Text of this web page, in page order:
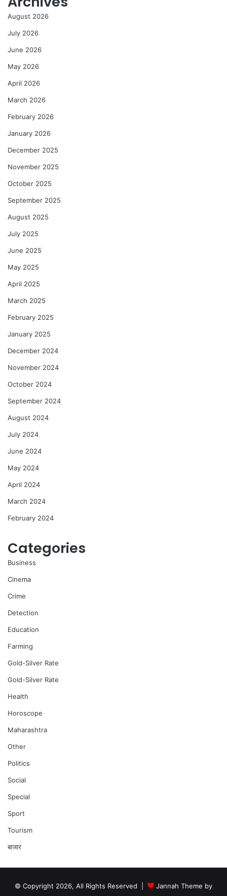
August 2026
July 2026
June 2026
May 2026
April 2026
March 2026
February 2026
January 2026
December 2025
November 2025
October 2025
September 2025
August 2025
July 2025
June 2025
May 2025
April 2025
March 2025
February 2025
January 2025
December 2024
November 2024
October 2024
September 2024
August 2024
July 2024
June 2024
May 2024
April 2024
March 2024
February 2024
Categories
Business
Cinema
Crime
Detection
Education
Farming
Gold-Silver Rate
Gold-Silver Rate
Health
Horoscope
Maharashtra
Other
Politics
Social
Special
Sport
Tourism
बाजार
© Copyright 2026, All Rights Reserved | Jannah Theme by